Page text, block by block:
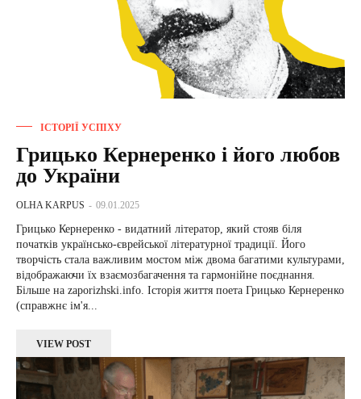
ІСТОРІЇ УСПІХУ
Грицько Кернеренко і його любов
до України
OLHA KARPUS - 09.01.2025
Грицько Кернеренко - видатний літератор, який стояв біля
початків українсько-єврейської літературної традиції. Його
творчість стала важливим мостом між двома багатими культурами,
відображаючи їх взаємозбагачення та гармонійне поєднання.
Більше на zaporizhski.info. Історія життя поета Грицько Кернеренко
(справжнє ім'я...
VIEW POST